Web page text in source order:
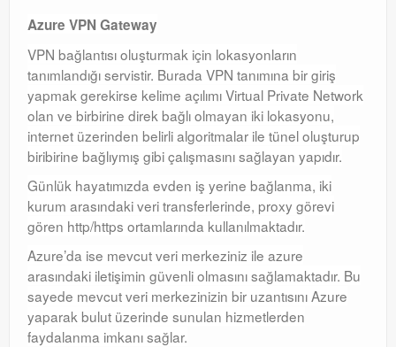
Azure VPN Gateway
VPN bağlantısı oluşturmak için lokasyonların
tanımlandığı servistir. Burada VPN tanımına bir giriş
yapmak gerekirse kelime açılımı Virtual Private Network
olan ve birbirine direk bağlı olmayan iki lokasyonu,
internet üzerinden belirli algoritmalar ile tünel oluşturup
biribirine bağlıymış gibi çalışmasını sağlayan yapıdır.
Günlük hayatımızda evden iş yerine bağlanma, iki
kurum arasındaki veri transferlerinde, proxy görevi
gören http/https ortamlarında kullanılmaktadır.
Azure’da ise mevcut veri merkeziniz ile azure
arasındaki iletişimin güvenli olmasını sağlamaktadır. Bu
sayede mevcut veri merkezinizin bir uzantısını Azure
yaparak bulut üzerinde sunulan hizmetlerden
faydalanma imkanı sağlar.